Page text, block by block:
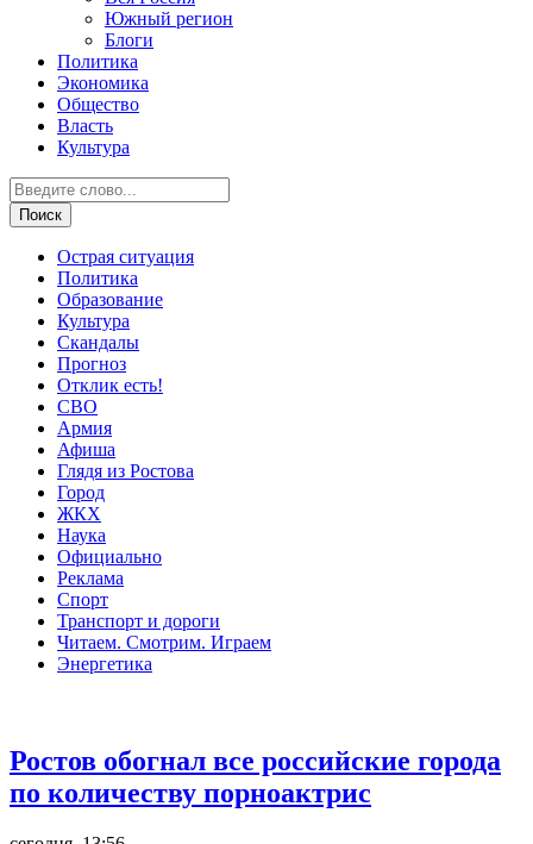
Южный регион
Блоги
Политика
Экономика
Общество
Власть
Культура
Острая ситуация
Политика
Образование
Культура
Скандалы
Прогноз
Отклик есть!
СВО
Армия
Афиша
Глядя из Ростова
Город
ЖКХ
Наука
Официально
Реклама
Спорт
Транспорт и дороги
Читаем. Смотрим. Играем
Энергетика
Ростов обогнал все российские города
по количеству порноактрис